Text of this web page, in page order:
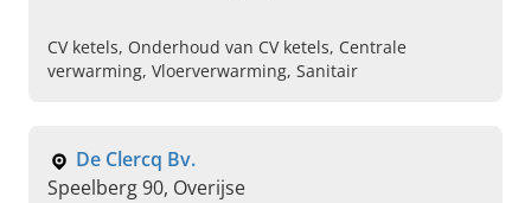
CV ketels, Onderhoud van CV ketels, Centrale
verwarming, Vloerverwarming, Sanitair
De Clercq Bv.
Speelberg 90, Overijse